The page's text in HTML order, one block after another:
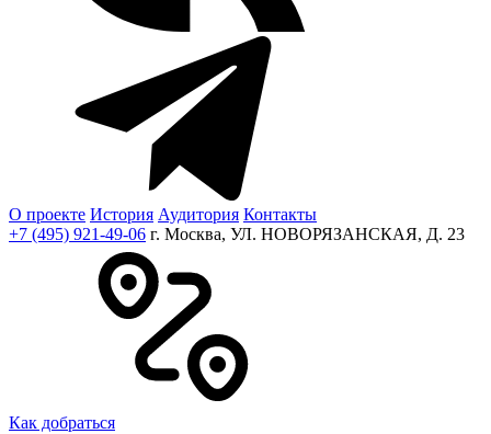
О проекте История Аудитория Контакты
+7 (495) 921-49-06 г. Москва, УЛ. НОВОРЯЗАНСКАЯ, Д. 23
Как добраться